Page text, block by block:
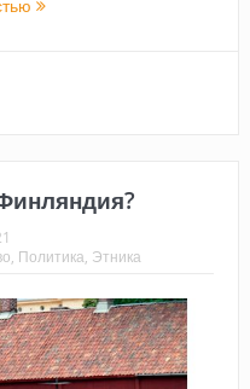
, Политика, Этника